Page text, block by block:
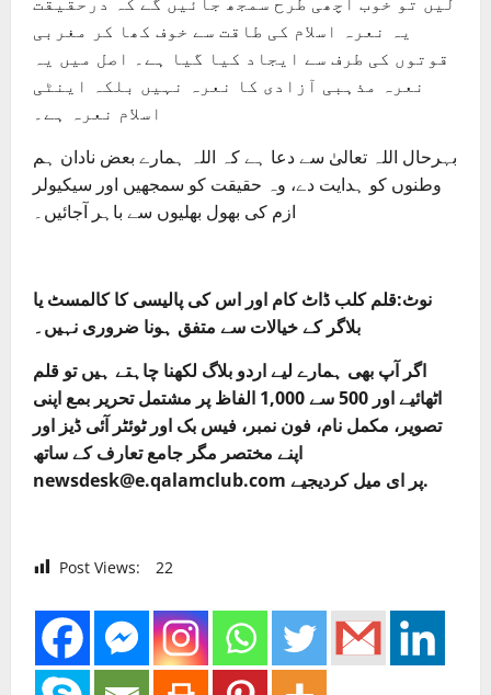
یہ نعرہ اسلام کی طاقت سے خوف کھا کر مغربی
قوتوں کی طرف سے ایجاد کیا گیا ہے۔ اصل میں یہ
نعرہ مذہبی آزادی کا نعرہ نہیں بلکہ اینٹی
اسلام نعرہ ہے۔
بہرحال اللہ تعالیٰ سے دعا ہے کہ اللہ ہمارے بعض نادان ہم
وطنوں کو ہدایت دے، وہ حقیقت کو سمجھیں اور سیکیولر
ازم کی بھول بھلیوں سے باہر آجائیں۔
نوٹ:قلم کلب ڈاٹ کام اور اس کی پالیسی کا کالمسٹ یا
بلاگر کے خیالات سے متفق ہونا ضروری نہیں۔
اگر آپ بھی ہمارے لیے اردو بلاگ لکھنا چاہتے ہیں تو قلم
اٹھائیے اور 500 سے 1,000 الفاظ پر مشتمل تحریر بمع اپنی
تصویر، مکمل نام، فون نمبر، فیس بک اور ٹوئٹر آئی ڈیز اور
اپنے مختصر مگر جامع تعارف کے ساتھ
newsdesk@e.qalamclub.com پر ای میل کردیجیے.
Post Views: 22